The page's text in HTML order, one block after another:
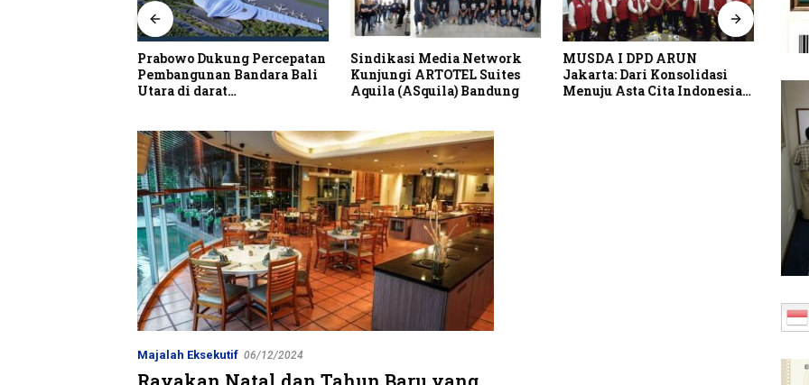
Prabowo Dukung Percepatan
Pembangunan Bandara Bali
Utara di darat
Sindikasi Media Network
Kunjungi ARTOTEL Suites
Aquila (ASquila) Bandung
MUSDA I DPD ARUN
Jakarta: Dari Konsolidasi
Menuju Asta Cita Indonesia
Majalah Eksekutif 06/12/2024
Rayakan Natal dan Tahun Baru yang